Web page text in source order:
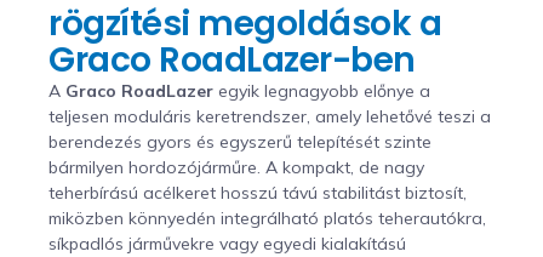
rögzítési megoldások a
Graco RoadLazer-ben
A Graco RoadLazer egyik legnagyobb előnye a
teljesen moduláris keretrendszer, amely lehetővé teszi a
berendezés gyors és egyszerű telepítését szinte
bármilyen hordozójárműre. A kompakt, de nagy
teherbírású acélkeret hosszú távú stabilitást biztosít,
miközben könnyedén integrálható platós teherautókra,
síkpadlós járművekre vagy egyedi kialakítású